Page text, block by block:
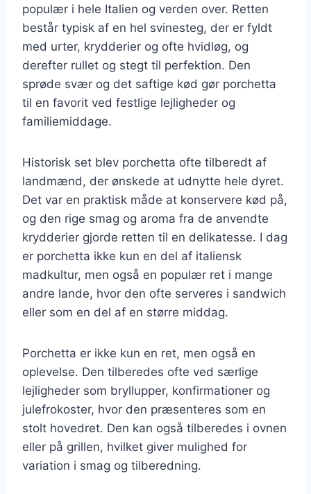
populær i hele Italien og verden over. Retten
består typisk af en hel svinesteg, der er fyldt
med urter, krydderier og ofte hvidløg, og
derefter rullet og stegt til perfektion. Den
sprøde svær og det saftige kød gør porchetta
til en favorit ved festlige lejligheder og
familiemiddage.
Historisk set blev porchetta ofte tilberedt af
landmænd, der ønskede at udnytte hele dyret.
Det var en praktisk måde at konservere kød på,
og den rige smag og aroma fra de anvendte
krydderier gjorde retten til en delikatesse. I dag
er porchetta ikke kun en del af italiensk
madkultur, men også en populær ret i mange
andre lande, hvor den ofte serveres i sandwich
eller som en del af en større middag.
Porchetta er ikke kun en ret, men også en
oplevelse. Den tilberedes ofte ved særlige
lejligheder som bryllupper, konfirmationer og
julefrokoster, hvor den præsenteres som en
stolt hovedret. Den kan også tilberedes i ovnen
eller på grillen, hvilket giver mulighed for
variation i smag og tilberedning.